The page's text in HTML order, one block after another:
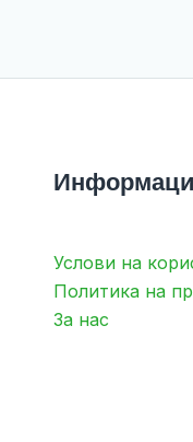
Услови на
Политика на
За нас